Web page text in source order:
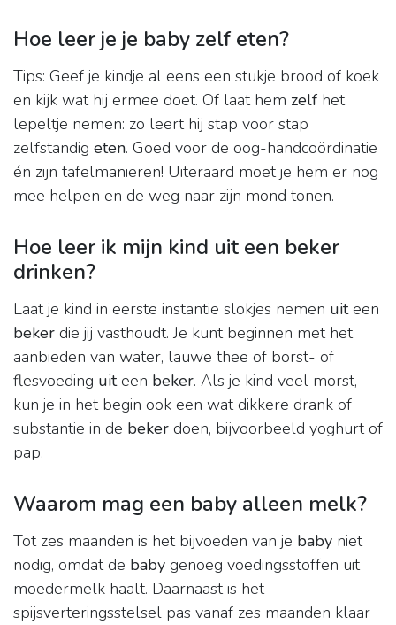
Hoe leer je je baby zelf eten?
Tips: Geef je kindje al eens een stukje brood of koek
en kijk wat hij ermee doet. Of laat hem zelf het
lepeltje nemen: zo leert hij stap voor stap
zelfstandig eten. Goed voor de oog-handcoördinatie
én zijn tafelmanieren! Uiteraard moet je hem er nog
mee helpen en de weg naar zijn mond tonen.
Hoe leer ik mijn kind uit een beker
drinken?
Laat je kind in eerste instantie slokjes nemen uiteen
beker die jij vasthoudt. Je kunt beginnen met het
aanbieden van water, lauwe thee of borst- of
flesvoeding uiteen beker. Als je kind veel morst,
kun je in het begin ook een wat dikkere drank of
substantie in de beker doen, bijvoorbeeld yoghurt of
pap.
Waarom mag een baby alleen melk?
Tot zes maanden is het bijvoeden van je baby niet
nodig, omdat de baby genoeg voedingsstoffen uit
moedermelk haalt. Daarnaast is het
spijsverteringsstelsel pas vanaf zes maanden klaar